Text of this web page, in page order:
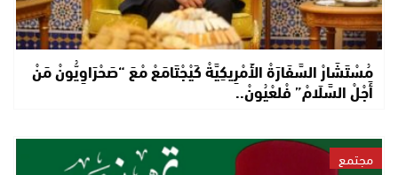
مُسْتَشَارْ السَّفَارَةْ الأَمْرِيكِيَّةْ كَيْجْتَامَعْ مْعَ “صَحْرَاوِيُّونْ مَنْ
أَجْلْ السَّلَامْ” فْلعْيُونْ..
مجتمع